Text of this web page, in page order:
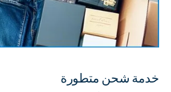
خدمة شحن متطورة